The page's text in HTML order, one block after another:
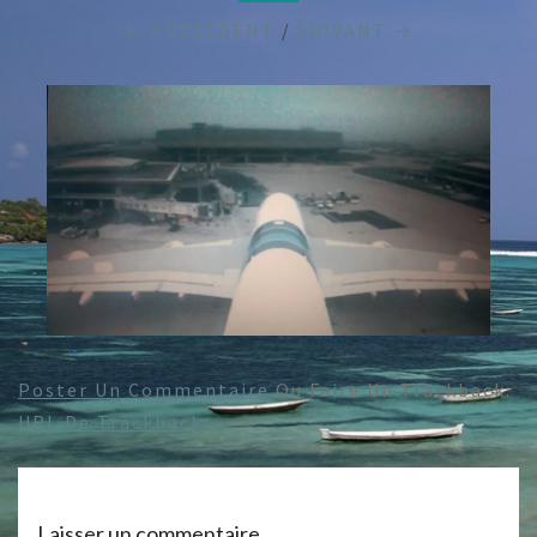
← PRÉCÉDENT / SUIVANT →
Poster Un CommentaireOu Faire Un Trackback:
URL De Trackback.